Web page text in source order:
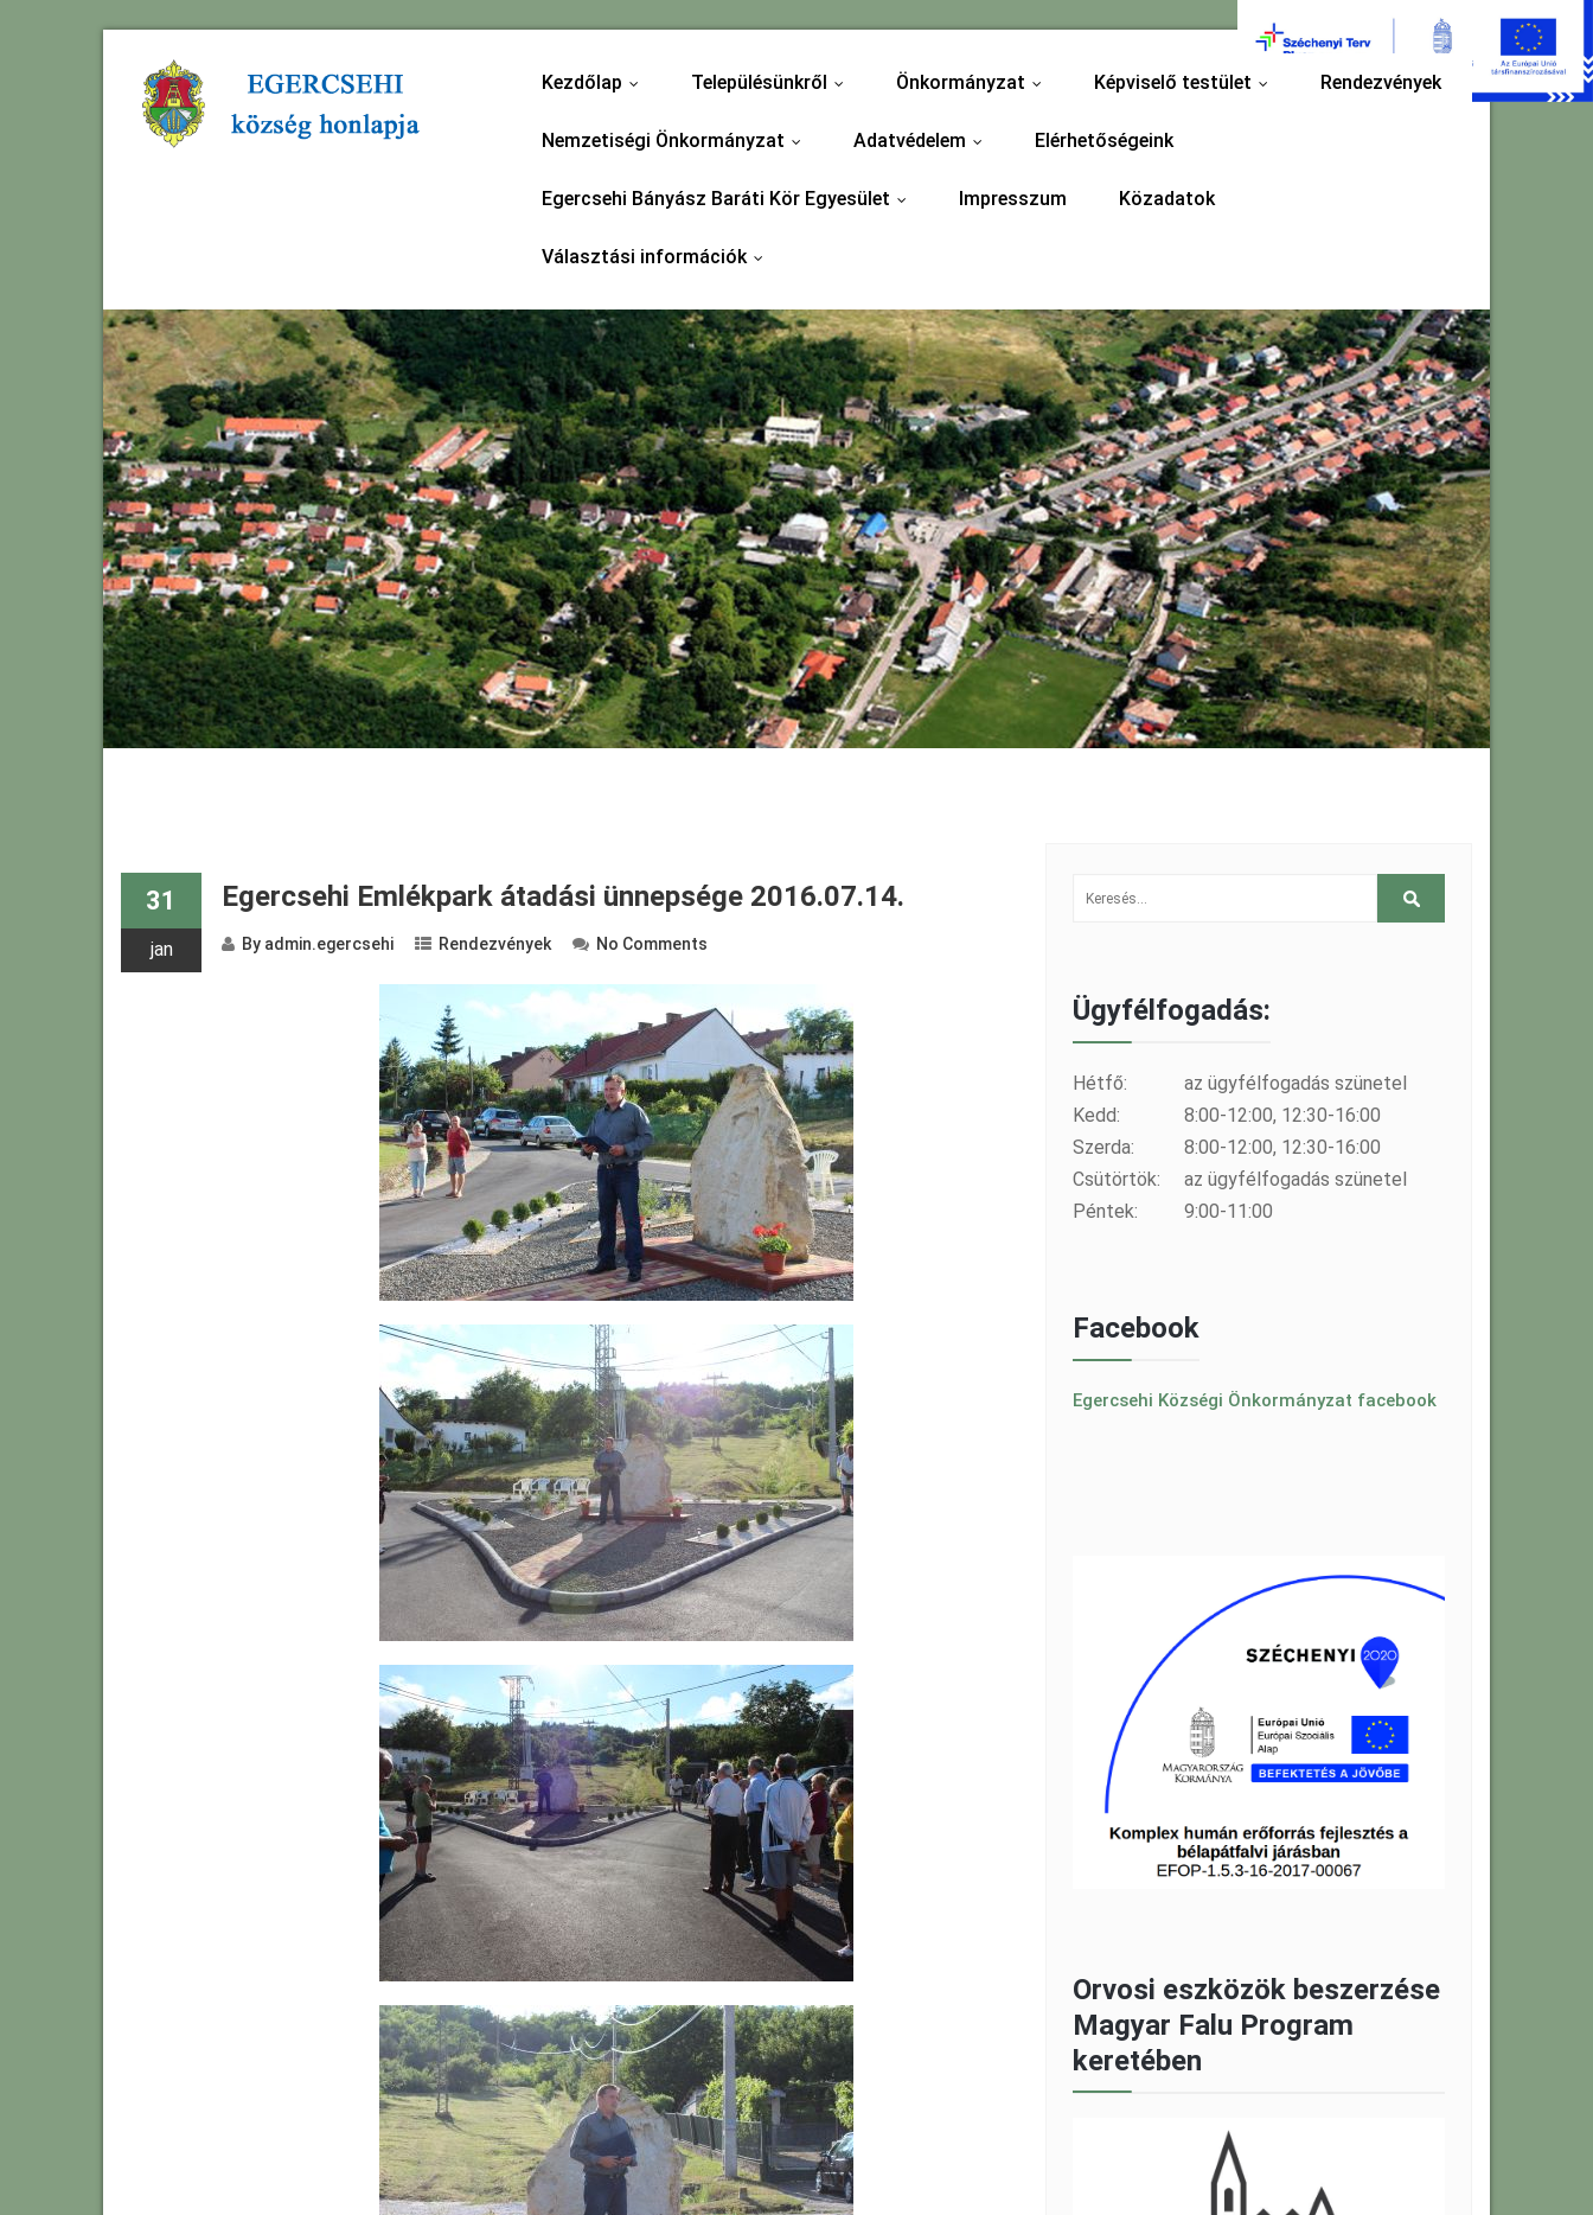
Kezdőlap Településünkről Önkormányzat Képviselő testület Rendezvények
Nemzetiségi Önkormányzat Adatvédelem Elérhetőségeink
Egercsehi Bányász Baráti Kör Egyesület Impresszum Közadatok
Választási információk
31
jan
Egercsehi Emlékpark átadási ünnepsége 2016.07.14.
By admin.egercsehi Rendezvények No Comments
Ügyfélfogadás:
Hétfő:
az ügyfélfogadás szünetel
Kedd:
8:00-12:00, 12:30-16:00
Szerda:
8:00-12:00, 12:30-16:00
Csütörtök:
az ügyfélfogadás szünetel
Péntek:
9:00-11:00
Facebook
Egercsehi Községi Önkormányzat facebook
Orvosi eszközök beszerzése
Magyar Falu Program
keretében